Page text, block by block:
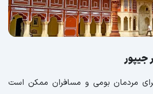
مردمان بومی و مسافران ممکن است